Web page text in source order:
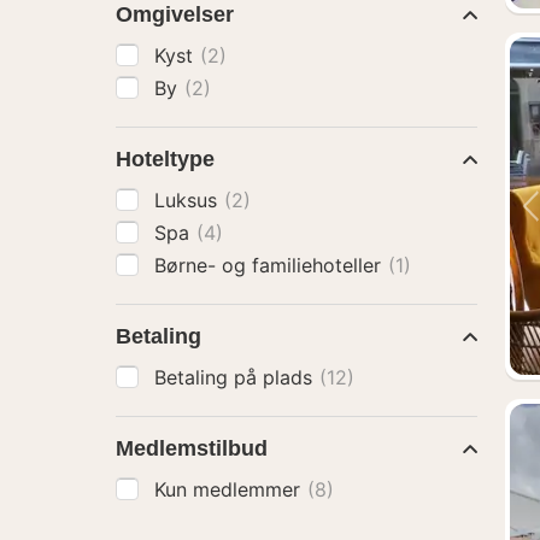
Omgivelser
Kyst (2)
By (2)
Hoteltype
Luksus (2)
Spa (4)
Børne- og familiehoteller (1)
Betaling
Betaling på plads (12)
Medlemstilbud
Kun medlemmer (8)